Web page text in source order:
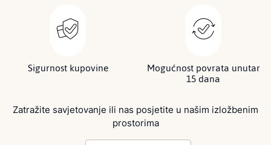
Sigurnost kupovine Mogućnost povrata unutar
15 dana
Zatražite savjetovanje ili nas posjetite u našim izložbenim
prostorima